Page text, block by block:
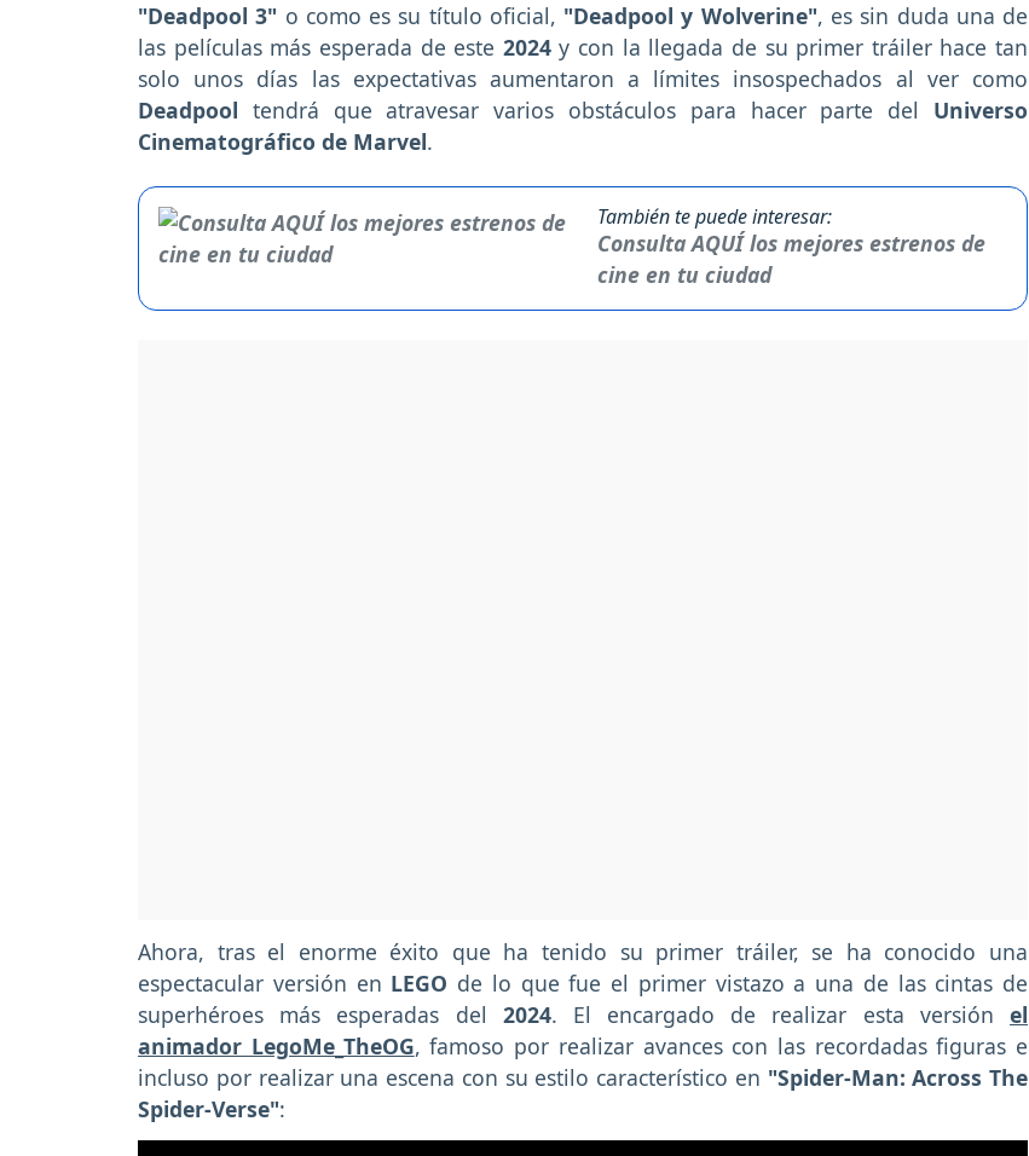
"Deadpool 3" o como es su título oficial, "Deadpool y Wolverine", es sin duda una de
las películas más esperada de este 2024y con la llegada de su primer tráiler hace tan
solo unos días las expectativas aumentaron a límites insospechados al ver como
Deadpool tendrá que atravesar varios obstáculos para hacer parte del Universo
Cinematográfico de Marvel.
También te puede interesar:
Consulta AQUÍ los mejores estrenos de
cine en tu ciudad
Ahora, tras el enorme éxito que ha tenido su primer tráiler, se ha conocido una
espectacular versión en LEGO de lo que fue el primer vistazo a una de las cintas de
superhéroes más esperadas del 2024. El encargado de realizar esta versiónel
animador LegoMe_TheOG, famoso por realizar avances con las recordadas figuras e
incluso por realizar una escena con su estilo característico en "Spider-Man: Across The
Spider-Verse":